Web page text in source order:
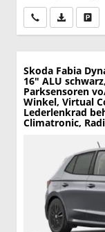
Wir rufen Sie an
PDF-
Skoda Fabia
16" ALU
Parksensoren
Winkel, Virtual
Lederlenkrad
Climatronic,